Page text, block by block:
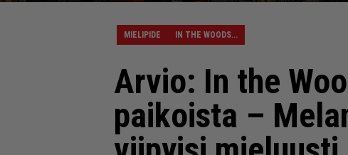
MIELIPIDE IN THE WOODS...
Arvio: In the
paikoista –